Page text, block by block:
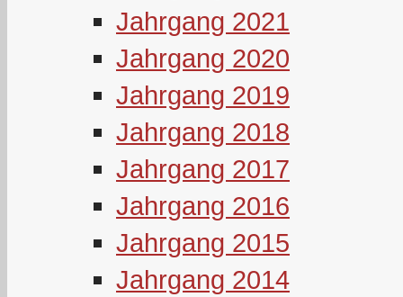
Jahrgang 2021
Jahrgang 2020
Jahrgang 2019
Jahrgang 2018
Jahrgang 2017
Jahrgang 2016
Jahrgang 2015
Jahrgang 2014